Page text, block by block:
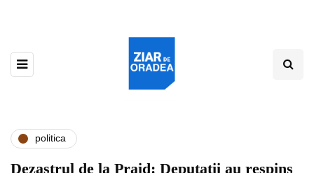
politica
Dezastrul de la Praid: Deputații au respins